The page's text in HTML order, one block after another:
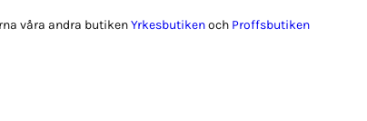
våra andra butikenYrkesbutikenoch Proffsbutiken